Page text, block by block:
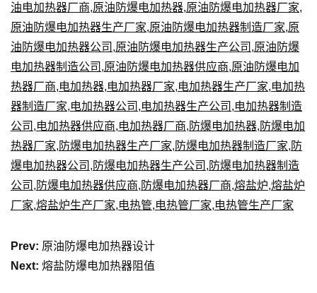
油电加热器厂商,原油防爆电加热器,原油防爆电加热器厂家,
原油防爆电加热器生产厂家,原油防爆电加热器制造厂家,原
油防爆电加热器公司 ,原油防爆电加热器生产公司 ,原油防爆
电加热器制造公司 ,原油防爆电加热器供应商,原油防爆电加
热器厂商,电加热器,电加热器厂家,电加热器生产厂家,电加热
器制造厂家,电加热器公司 ,电加热器生产公司 ,电加热器制造
公司 ,电加热器供应商,电加热器厂商, 防爆电加热器, 防爆电加
热器厂家, 防爆电加热器生产厂家, 防爆电加热器制造厂家, 防
爆电加热器公司 , 防爆电加热器生产公司 , 防爆电加热器制造
公司 , 防爆电加热器供应商, 防爆电加热器厂商,熔盐炉,熔盐炉
厂家,熔盐炉生产厂家,电热管,电热管厂家,电热管生产厂家
Prev: 原油防爆电加热器设计
Next: 熔盐防爆电加热器阻值